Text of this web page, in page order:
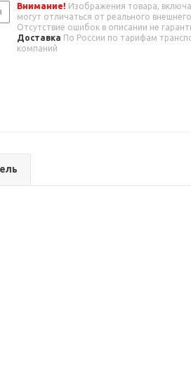
Внимание! Изображения товара,
могут отличаться от реального
Отсутствие ошибок в описании не
Доставка По России по тарифам
компаний